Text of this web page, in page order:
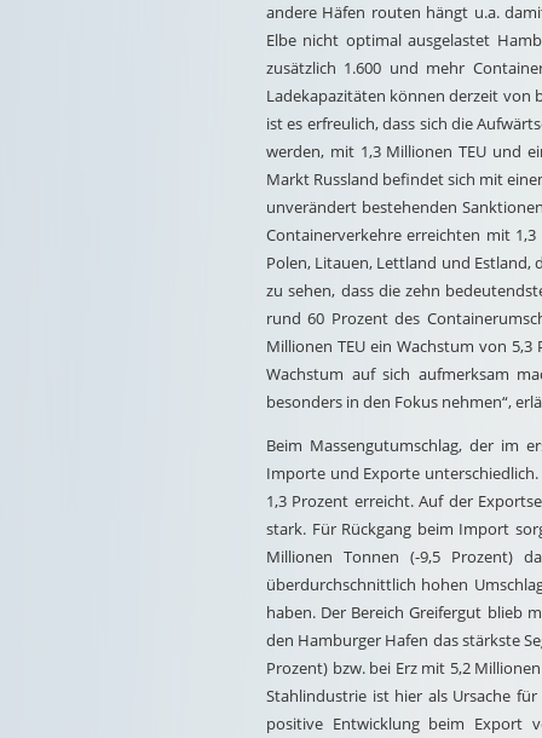
andere Häfen routen hängt u.a.
Elbe nicht optimal ausgelastet
zusätzlich 1.600 und mehr
Ladekapazitäten können derzeit von
ist es erfreulich, dass sich die
werden, mit 1,3 Millionen TEU und
Markt Russland befindet sich mit
unverändert bestehenden
Containerverkehre erreichten mit
Polen, Litauen, Lettland und Estland,
zu sehen, dass die zehn
rund 60 Prozent des
Millionen TEU ein Wachstum von
Wachstum auf sich aufmerksam
besonders in den Fokus nehmen“,
Beim Massengutumschlag, der im
Importe und Exporte
1,3 Prozent erreicht. Auf der
stark. Für Rückgang beim Import
Millionen Tonnen (-9,5 Prozent)
überdurchschnittlich hohen
haben. Der Bereich Greifergut blieb
den Hamburger Hafen das stärkste
Prozent) bzw. bei Erz mit 5,2
Stahlindustrie ist hier als Ursache
positive Entwicklung beim Export